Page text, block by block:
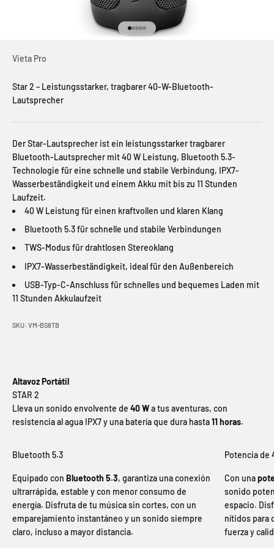
Gehe zu Element 1
Gehe zu Element 2
Gehe zu Element 3
Gehe zu Element 4
Gehe zu Element 5
Vieta Pro
Star 2 – Leistungsstarker, tragbarer 40-W-Bluetooth-
Lautsprecher
Der Star-Lautsprecher ist ein leistungsstarker tragbarer
Bluetooth-Lautsprecher mit 40 W Leistung, Bluetooth 5.3-
Technologie für eine schnelle und stabile Verbindung, IPX7-
Wasserbeständigkeit und einem Akku mit bis zu 11 Stunden
Laufzeit.
40 W Leistung für einen kraftvollen und klaren Klang
Bluetooth 5.3 für schnelle und stabile Verbindungen
TWS-Modus für drahtlosen Stereoklang
IPX7-Wasserbeständigkeit, ideal für den Außenbereich
USB-Typ-C-Anschluss für schnelles und bequemes Laden mit
11 Stunden Akkulaufzeit
SKU: VM-BS8TB
Altavoz Portátil
Lleva un sonido envolvente de 40 Wa tus aventuras, con
resistencia al agua IPX7 y una batería que dura hasta11 horas.
Bluetooth 5.3
Equipado con Bluetooth 5.3, garantiza una conexión
ultrarrápida, estable y con menor consumo de
energía. Disfruta de tu música sin cortes, con un
emparejamiento instantáneo y un sonido siempre
claro, incluso a mayor distancia.
Potencia de
Con una
sonido
espacio.
nítidos para
fuerza y